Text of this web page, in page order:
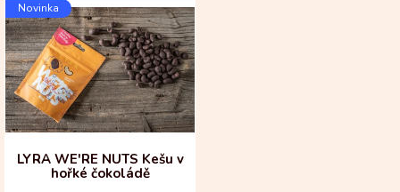
ý
p
i
s
p
r
o
d
Novinka
LYRA WE'RE NUTS Kešu v
hořké čokoládě